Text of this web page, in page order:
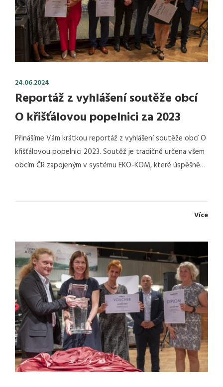
24.06.2024
Reportáž z vyhlášení soutěže obcí
O křišťálovou popelnici za 2023
Přinášíme Vám krátkou reportáž z vyhlášení soutěže obcí O
křišťálovou popelnici 2023. Soutěž je tradičně určena všem
obcím ČR zapojeným v systému EKO-KOM, které úspěšně…
Více